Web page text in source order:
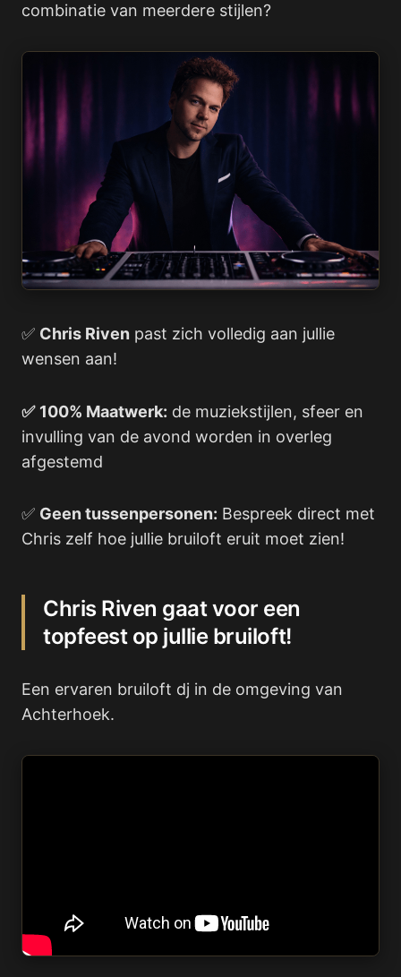
combinatie van meerdere stijlen?
✅ Chris Riven past zich volledig aan jullie
wensen aan!
✅ 100% Maatwerk: de muziekstijlen, sfeer en
invulling van de avond worden in overleg
afgestemd
✅ Geen tussenpersonen: Bespreek direct met
Chris zelf hoe jullie bruiloft eruit moet zien!
Chris Riven gaat voor een
topfeest op jullie bruiloft!
Een ervaren bruiloft dj in de omgeving van
Achterhoek.